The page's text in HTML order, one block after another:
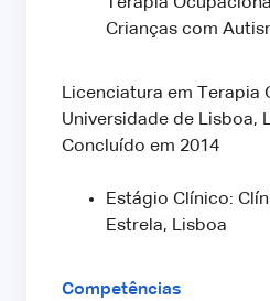
Terapia
Crianças com
Licenciatura em Terapia
Universidade de Lisboa,
Concluído em 2014
Estágio Clínico:
Estrela, Lisboa
Competências